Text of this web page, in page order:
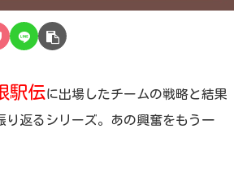
駅伝に出場したチームの戦略と結果
り返るシリーズ。あの興奮をもう一